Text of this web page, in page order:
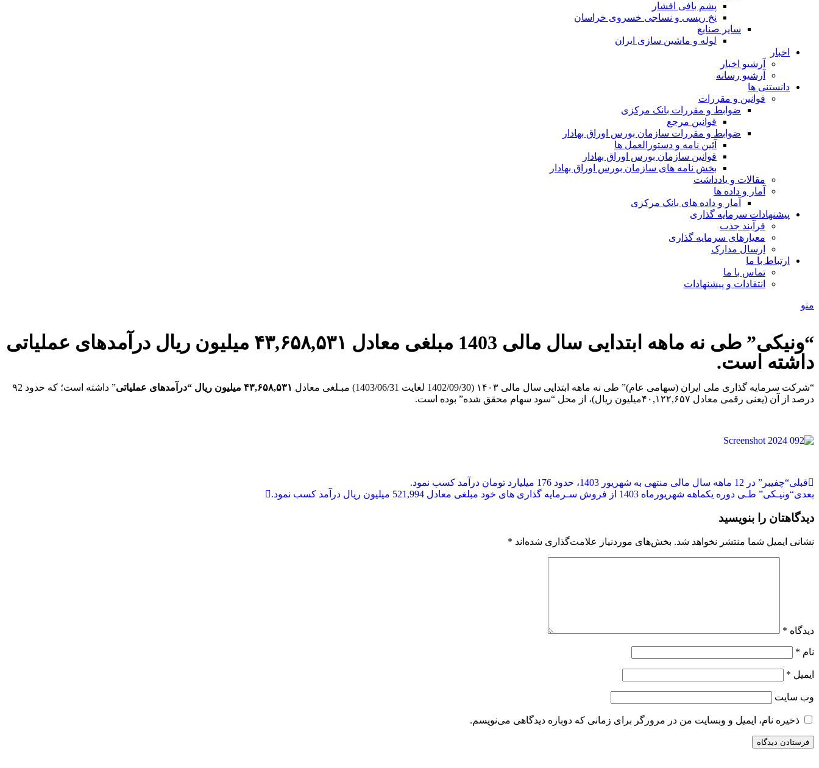
پشم بافی افشار
نخ ریسی و نساجی خسروی خراسان
سایر صنایع
لوله و ماشین سازی ایران
اخبار
آرشیو اخبار
آرشیو رسانه
دانستنی ها
قوانین و مقررات
ضوابط و مقررات بانک مرکزی
قوانين مرجع
ضوابط و مقررات سازمان بورس اوراق بهادار
آئین نامه و دستورالعمل ها
قوانین سازمان بورس اوراق بهادار
بخش نامه های سازمان بورس اوراق بهادار
مقالات و یادداشت
آمار و داده ها
آمار و داده های بانک مرکزی
پیشنهادات سرمایه گذاری
فرآیند جذب
معیارهای سرمایه گذاری
ارسال مدارک
ارتباط با ما
تماس با ما
انتقادات و پیشنهادات
منو
“ونیکی” طی نه ماهه ابتدایی سال مالی 1403 مبلغی معادل ۴۳,۶۵۸,۵۳۱ میلیون ریال درآمدهای عملیاتی
داشته است.
“شرکت سرمایه­ گذاری ملی ایران (سهامی عام)” طی نه ماهه ابتدایی سال مالی ۱۴۰۳ (1402/09/30 لغایت 1403/06/31) مبـلغی معادل “درآمدهای عملیاتی
” داشته است؛ که حدود ۹2
درصد از آن (یعنی رقمی معادل ۴۰,۱۲۲,۶۵۷میلیون ریال)، از محل “سود سهام محقق شده” بوده است.
قبلی“چفیبر” در 12 ماهه سال مالی منتهی به شهریور 1403، حدود 176 میلیارد تومان درآمد کسب نمود.
بعدی“ونیـکی” طـی دوره یکماهه شهریورماه 1403 از فروش سـرمایه گذاری های خود مبلغی معادل 521,994 میلیون ریال درآمد کسب نمود.
دیدگاهتان را بنویسید
نشانی ایمیل شما منتشر نخواهد شد. بخش‌های موردنیاز علامت‌گذاری شده‌اند *
دیدگاه *
نام *
ایمیل *
وب‌ سایت
ذخیره نام، ایمیل و وبسایت من در مرورگر برای زمانی که دوباره دیدگاهی می‌نویسم.